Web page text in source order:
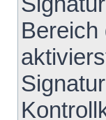
Bereich